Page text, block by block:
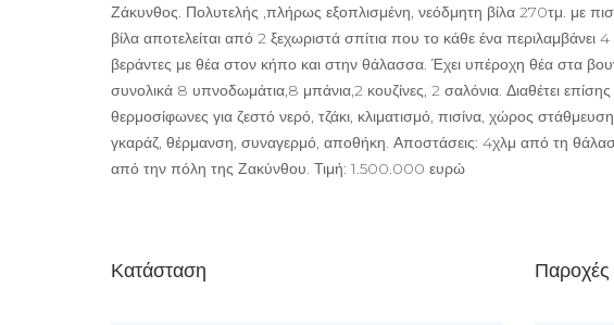
Ζάκυνθος. Πολυτελής ,πλήρως εξοπλισμένη, νεόδμητη βίλα 270τμ. με
βίλα αποτελείται από 2 ξεχωριστά σπίτια που το κάθε ένα περιλαμβάνει
βεράντες με θέα στον κήπο και στην θάλασσα. Έχει υπέροχη θέα στα
συνολικά 8 υπνοδωμάτια,8 μπάνια,2 κουζίνες, 2 σαλόνια. Διαθέτει
θερμοσίφωνες για ζεστό νερό, τζάκι, κλιματισμό, πισίνα, χώρος
γκαράζ, θέρμανση, συναγερμό, αποθήκη. Αποστάσεις: 4χλμ από τη
από την πόλη της Ζακύνθου. Τιμή: 1.500.000 ευρώ
Κατάσταση Παροχές